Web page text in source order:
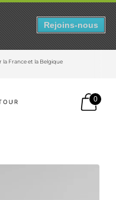
la France et la Belgique
0
Rejoins-nous